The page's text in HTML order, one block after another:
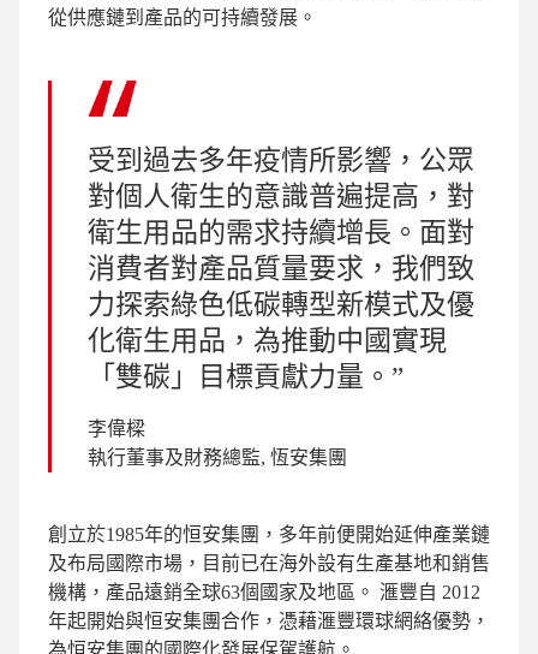
從供應鏈到產品的可持續發展。
受到過去多年疫情所影響，公眾
對個人衛生的意識普遍提高，對
衛生用品的需求持續增長。面對
消費者對產品質量要求，我們致
力探索綠色低碳轉型新模式及優
化衛生用品，為推動中國實現
「雙碳」目標貢獻力量。
李偉樑
執行董事及財務總監, 恆安集團
創立於1985年的恒安集團，多年前便開始延伸產業鏈
及布局國際市場，目前已在海外設有生產基地和銷售
機構，產品遠銷全球63個國家及地區。 滙豐自 2012
年起開始與恒安集團合作，憑藉滙豐環球網絡優勢，
為恒安集團的國際化發展保駕護航。